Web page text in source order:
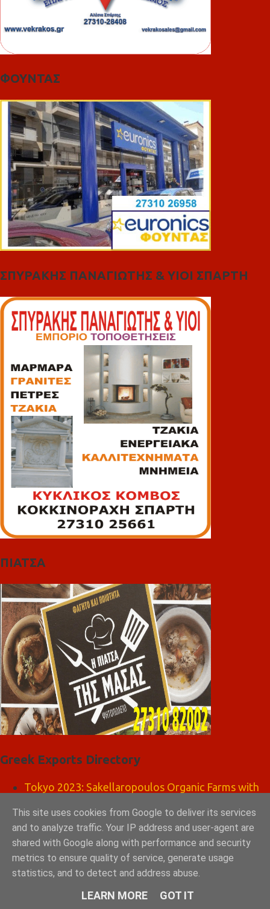
ΦΟΥΝΤΑΣ
ΣΠΥΡΑΚΗΣ ΠΑΝΑΓΙΩΤΗΣ & YIOI ΣΠΑΡΤΗ
ΠΙΑΤΣΑ
Greek Exports Directory
Tokyo 2023: Sakellaropoulos Organic Farms with
GRAD ΔΙΕΘΝΗ ΜΕΣΙΤΙΚΑ ΓΡΑΦΕΙΑ ΑΘΗΝΑ
ΣΠΑΡΤΗ ΛΑΚΩΝΙΑ
This site uses cookies from Google to deliver its services
and to analyze traffic. Your IP address and user-agent are
shared with Google along with performance and security
metrics to ensure quality of service, generate usage
statistics, and to detect and address abuse.
LEARN MORE GOT IT